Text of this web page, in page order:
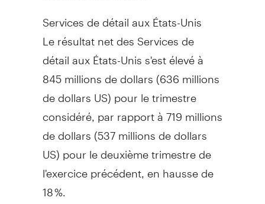
Services de détail aux États-Unis
Le résultat net des Services de
détail aux États-Unis s'est élevé à
845 millions de dollars (636 millions
de dollars US) pour le trimestre
considéré, par rapport à 719 millions
de dollars (537 millions de dollars
US) pour le deuxième trimestre de
l'exercice précédent, en hausse de
18 %.